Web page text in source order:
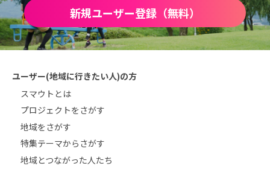
新規ユーザー登録（無料）
ユーザー(地域に行きたい人)の方
スマウトとは
プロジェクトをさがす
地域をさがす
特集テーマからさがす
地域とつながった人たち